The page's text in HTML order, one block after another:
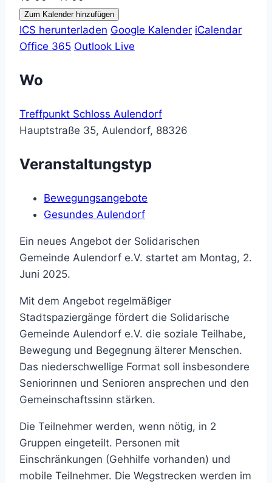
Zum Kalender hinzufügen
ICS herunterladen Google Kalender iCalendar
Office 365 Outlook Live
Wo
Treffpunkt Schloss Aulendorf
Hauptstraße 35, Aulendorf, 88326
Veranstaltungstyp
Bewegungsangebote
Gesundes Aulendorf
Ein neues Angebot der Solidarischen
Gemeinde Aulendorf e.V. startet am Montag, 2.
Juni 2025.
Mit dem Angebot regelmäßiger
Stadtspaziergänge fördert die Solidarische
Gemeinde Aulendorf e.V. die soziale Teilhabe,
Bewegung und Begegnung älterer Menschen.
Das niederschwellige Format soll insbesondere
Seniorinnen und Senioren ansprechen und den
Gemeinschaftssinn stärken.
Die Teilnehmer werden, wenn nötig, in 2
Gruppen eingeteilt. Personen mit
Einschränkungen (Gehhilfe vorhanden) und
mobile Teilnehmer. Die Wegstrecken werden im